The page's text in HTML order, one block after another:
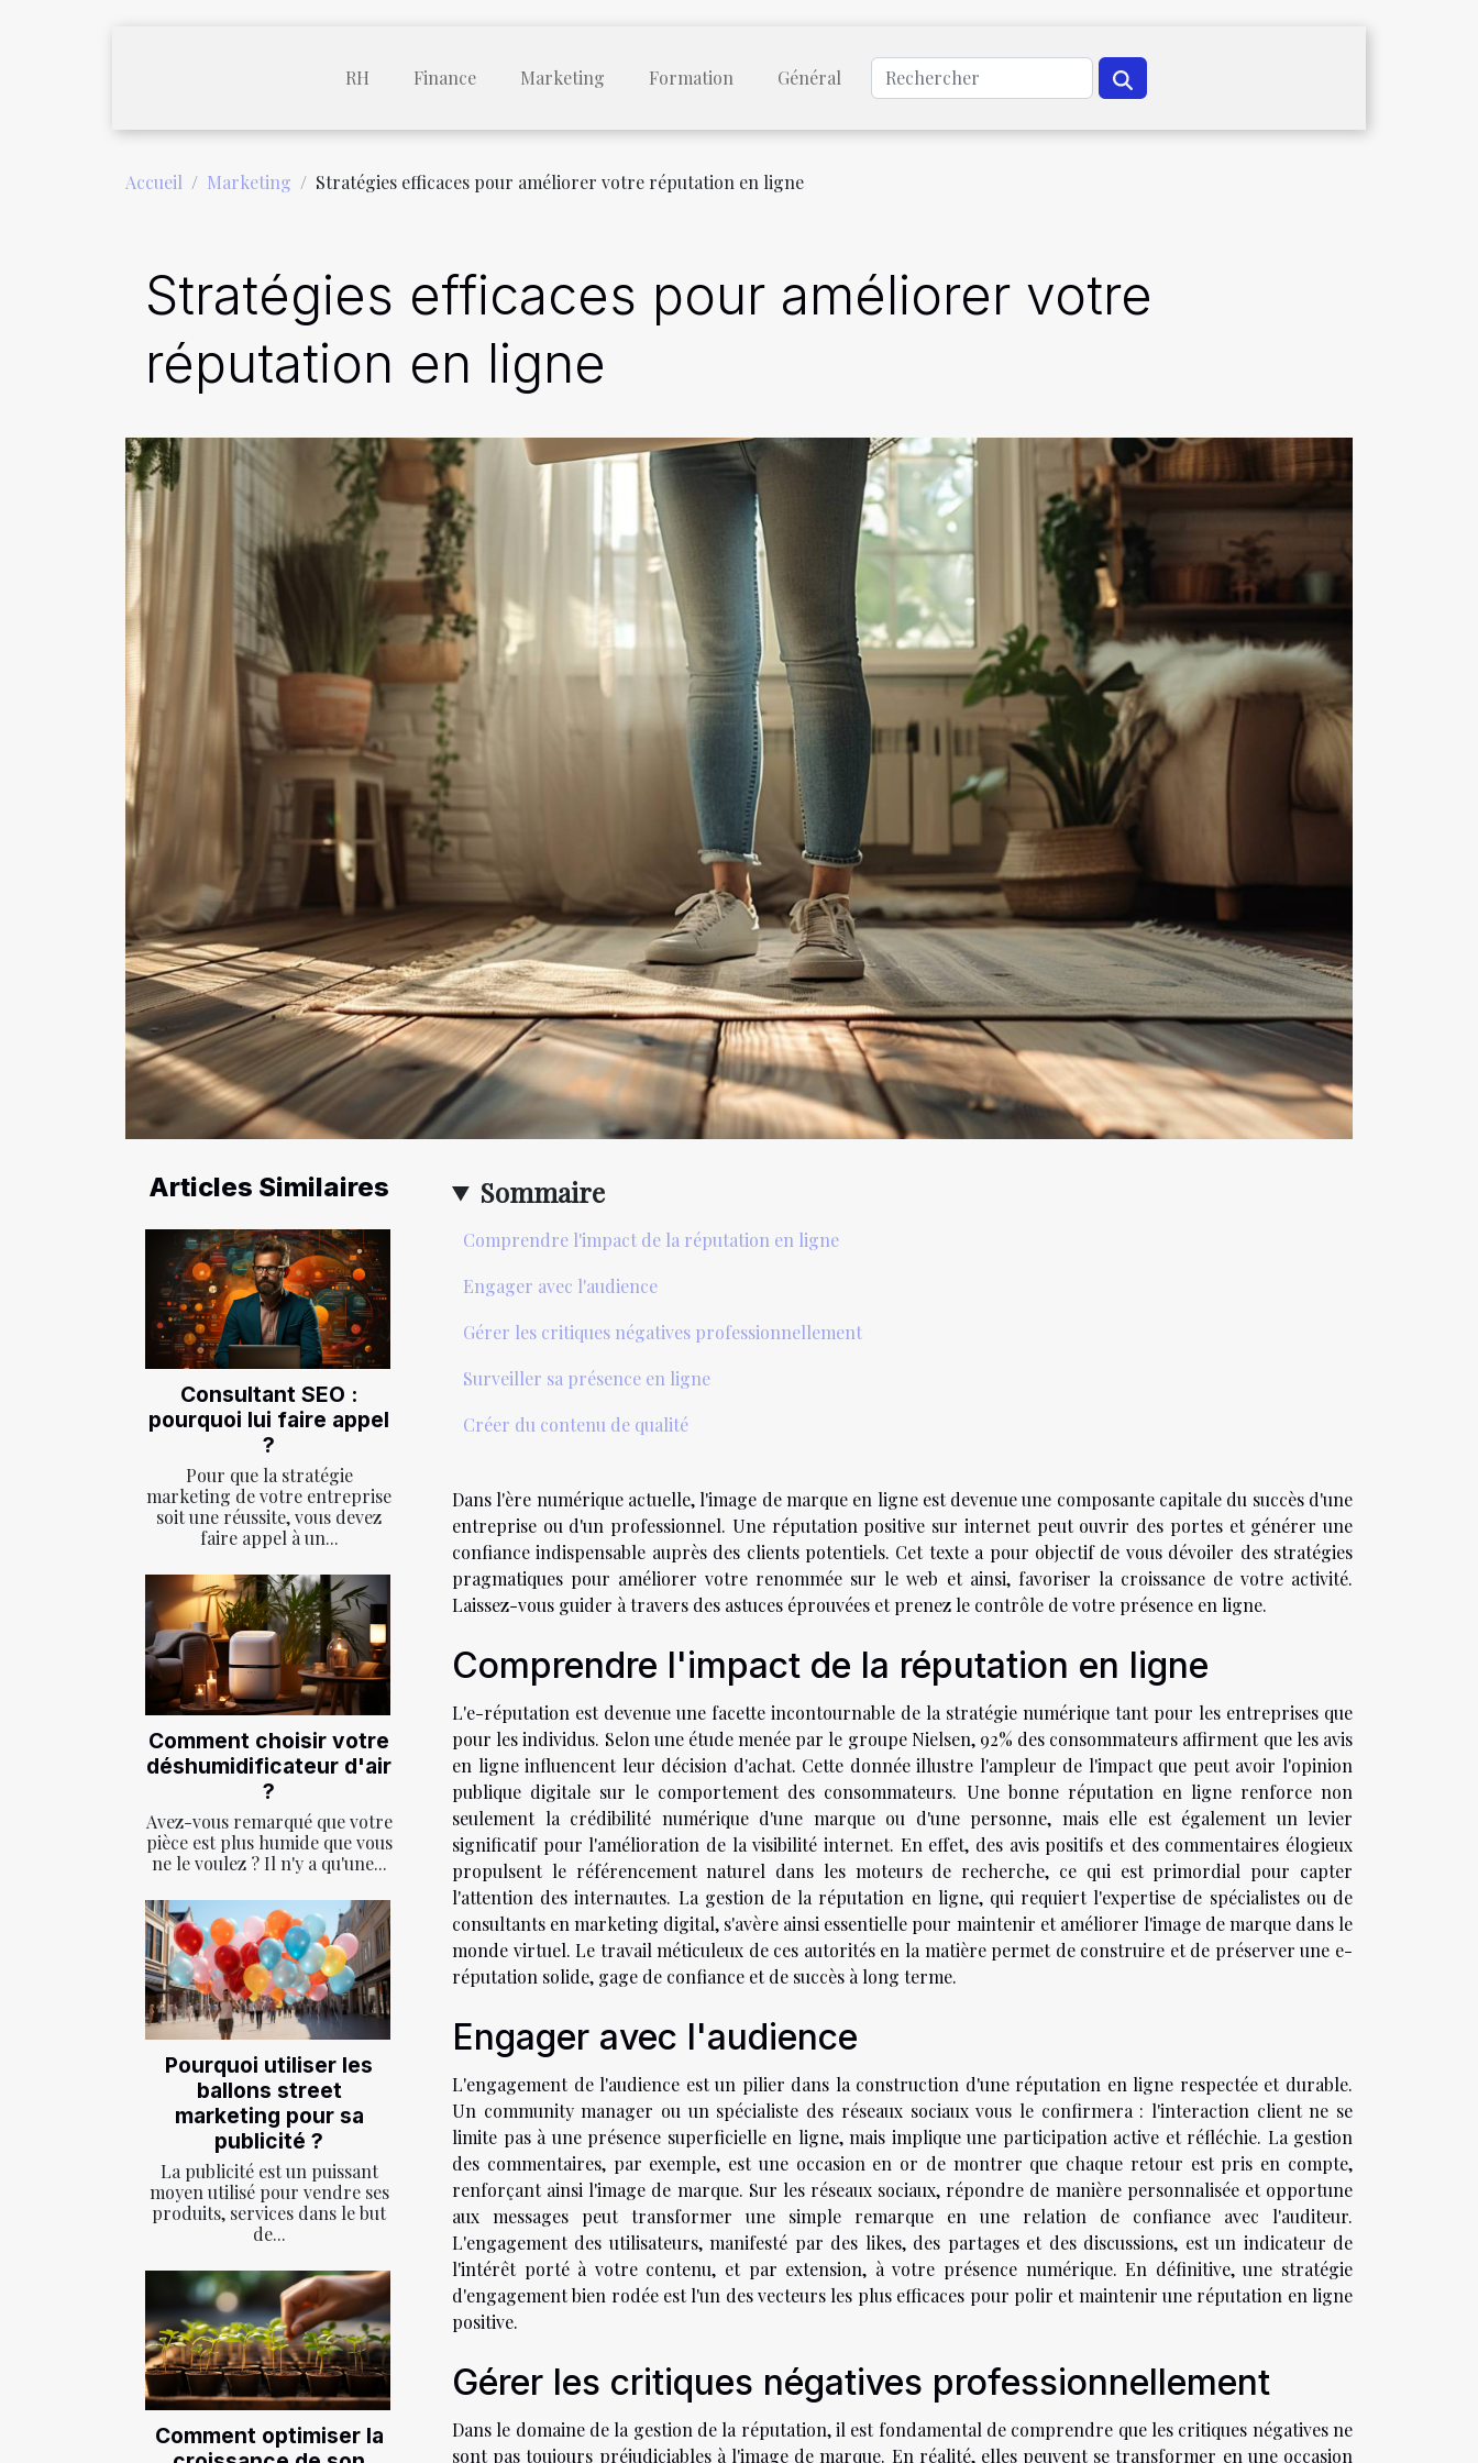
RH Finance Marketing Formation Général
Accueil Marketing Stratégies efficaces pour améliorer votre réputation en ligne
Stratégies efficaces pour améliorer votre
réputation en ligne
Articles Similaires
Consultant SEO :
pourquoi lui faire appel
?
Pour que la stratégie
marketing de votre entreprise
soit une réussite, vous devez
faire appel à un...
Comment choisir votre
déshumidificateur d'air
?
Avez-vous remarqué que votre
pièce est plus humide que vous
ne le voulez ? Il n'y a qu'une...
Pourquoi utiliser les
ballons street
marketing pour sa
publicité ?
La publicité est un puissant
moyen utilisé pour vendre ses
produits, services dans le but
de...
Comment optimiser la
Sommaire
Comprendre l'impact de la réputation en ligne
Engager avec l'audience
Gérer les critiques négatives professionnellement
Surveiller sa présence en ligne
Créer du contenu de qualité
Dans l'ère numérique actuelle, l'image de marque en ligne est devenue une composante capitale du succès d'une
entreprise ou d'un professionnel. Une réputation positive sur internet peut ouvrir des portes et générer une
confiance indispensable auprès des clients potentiels. Cet texte a pour objectif de vous dévoiler des stratégies
pragmatiques pour améliorer votre renommée sur le web et ainsi, favoriser la croissance de votre activité.
Laissez-vous guider à travers des astuces éprouvées et prenez le contrôle de votre présence en ligne.
Comprendre l'impact de la réputation en ligne
L'e-réputation est devenue une facette incontournable de la stratégie numérique tant pour les entreprises que
pour les individus. Selon une étude menée par le groupe Nielsen, 92% des consommateurs affirment que les avis
en ligne influencent leur décision d'achat. Cette donnée illustre l'ampleur de l'impact que peut avoir l'opinion
publique digitale sur le comportement des consommateurs. Une bonne réputation en ligne renforce non
seulement la crédibilité numérique d'une marque ou d'une personne, mais elle est également un levier
significatif pour l'amélioration de la visibilité internet. En effet, des avis positifs et des commentaires élogieux
propulsent le référencement naturel dans les moteurs de recherche, ce qui est primordial pour capter
l'attention des internautes. La gestion de la réputation en ligne, qui requiert l'expertise de spécialistes ou de
consultants en marketing digital, s'avère ainsi essentielle pour maintenir et améliorer l'image de marque dans le
monde virtuel. Le travail méticuleux de ces autorités en la matière permet de construire et de préserver une e-
réputation solide, gage de confiance et de succès à long terme.
Engager avec l'audience
L'engagement de l'audience est un pilier dans la construction d'une réputation en ligne respectée et durable.
Un community manager ou un spécialiste des réseaux sociaux vous le confirmera : l'interaction client ne se
limite pas à une présence superficielle en ligne, mais implique une participation active et réfléchie. La gestion
des commentaires, par exemple, est une occasion en or de montrer que chaque retour est pris en compte,
renforçant ainsi l'image de marque. Sur les réseaux sociaux, répondre de manière personnalisée et opportune
aux messages peut transformer une simple remarque en une relation de confiance avec l'auditeur.
L'engagement des utilisateurs, manifesté par des likes, des partages et des discussions, est un indicateur de
l'intérêt porté à votre contenu, et par extension, à votre présence numérique. En définitive, une stratégie
d'engagement bien rodée est l'un des vecteurs les plus efficaces pour polir et maintenir une réputation en ligne
positive.
Gérer les critiques négatives professionnellement
Dans le domaine de la gestion de la réputation, il est fondamental de comprendre que les critiques négatives ne
sont pas toujours préjudiciables à l'image de marque. En réalité, elles peuvent se transformer en une occasion